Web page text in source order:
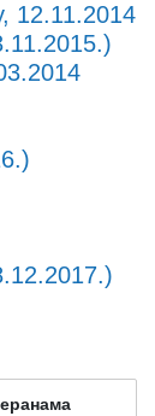
12.11.2014